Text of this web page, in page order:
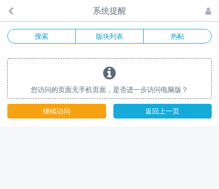
系统提醒
搜索 版块列表 热帖
您访问的页面无手机页面，是否进一步访问电脑版？
继续访问 返回上一页